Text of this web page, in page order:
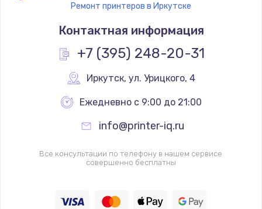
Ремонт принтеров в Иркутске
Контактная информация
+7 (395) 248-20-31
Иркутск, ул. Урицкого, 4
Ежедневно с 9:00 до 21:00
info@printer-iq.ru
Все консультации по телефону в нашем сервисе
совершенно бесплатны